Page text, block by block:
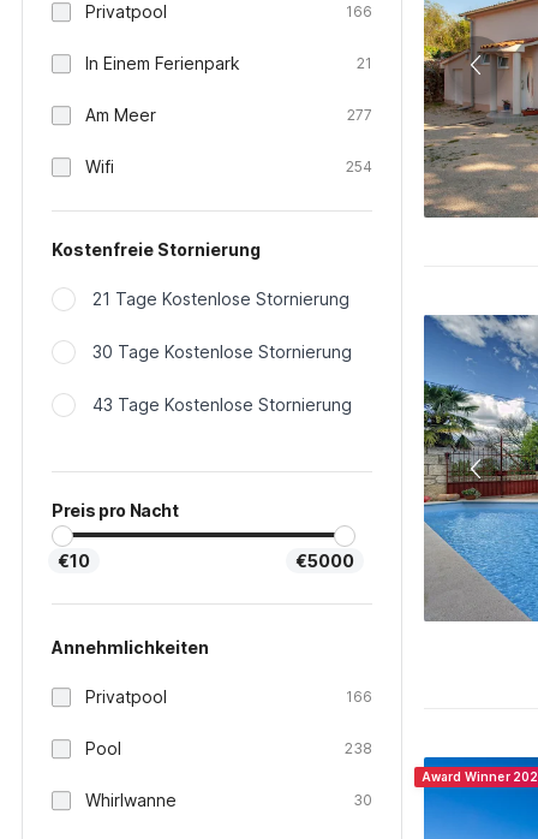
Privatpool 166
In Einem Ferienpark 21
Am Meer 277
Wifi 254
Kostenfreie Stornierung
21 Tage Kostenlose Stornierung
30 Tage Kostenlose Stornierung
43 Tage Kostenlose Stornierung
Preis pro Nacht
€10 €5000
Annehmlichkeiten
Privatpool 166
Pool 238
Whirlwanne 30
Award Winner